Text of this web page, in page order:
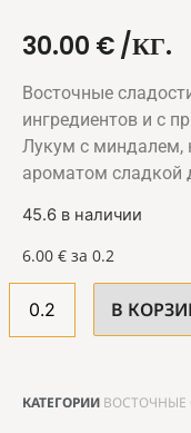
30.00 €/КГ.
Восточные
ингредиентов и с
Лукум с
ароматом сладкой
45.6 в наличии
6.00 € за 0.2
В
КАТЕГОРИИ ВОСТОЧНЫЕ